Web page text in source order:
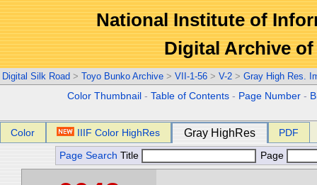
National Institute of
Digital Archive
Digital Silk Road > Toyo Bunko Archive > VII-1-56 > V-2 > Gray High Res.
Color Thumbnail -Table of Contents - Page Number -
Color IIIF Color HighRes Gray HighRes PDF
Page Search Title Page